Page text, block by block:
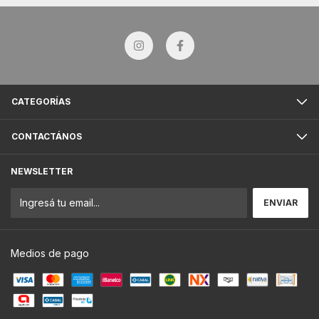
CATEGORÍAS
CONTACTÁNOS
NEWSLETTER
Medios de pago